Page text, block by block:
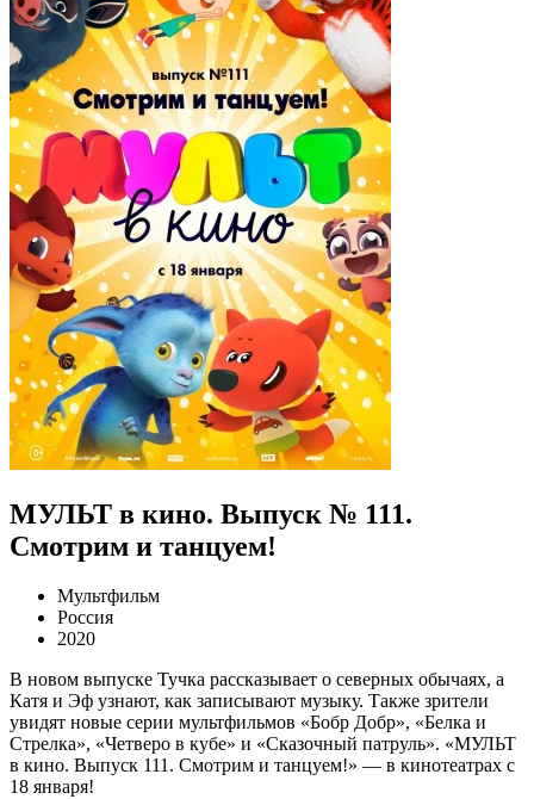
МУЛЬТ в кино. Выпуск № 111.
Смотрим и танцуем!
Мультфильм
Россия
2020
В новом выпуске Тучка рассказывает о северных обычаях, а
Катя и Эф узнают, как записывают музыку. Также зрители
увидят новые серии мультфильмов «Бобр Добр», «Белка и
Стрелка», «Четверо в кубе» и «Сказочный патруль». «МУЛЬТ
в кино. Выпуск 111. Смотрим и танцуем!» — в кинотеатрах с
18 января!